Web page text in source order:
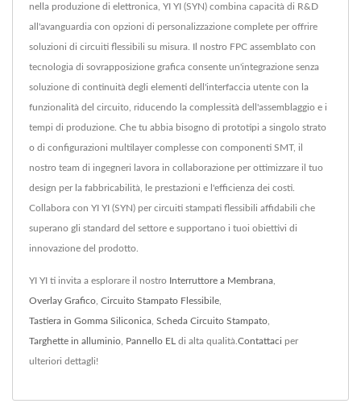
nella produzione di elettronica, YI YI (SYN) combina capacità di R&D
all'avanguardia con opzioni di personalizzazione complete per offrire
soluzioni di circuiti flessibili su misura. Il nostro FPC assemblato con
tecnologia di sovrapposizione grafica consente un'integrazione senza
soluzione di continuità degli elementi dell'interfaccia utente con la
funzionalità del circuito, riducendo la complessità dell'assemblaggio e i
tempi di produzione. Che tu abbia bisogno di prototipi a singolo strato
o di configurazioni multilayer complesse con componenti SMT, il
nostro team di ingegneri lavora in collaborazione per ottimizzare il tuo
design per la fabbricabilità, le prestazioni e l'efficienza dei costi.
Collabora con YI YI (SYN) per circuiti stampati flessibili affidabili che
superano gli standard del settore e supportano i tuoi obiettivi di
innovazione del prodotto.
YI YI ti invita a esplorare il nostro Interruttore a Membrana
Overlay Grafico Circuito Stampato Flessibile
Tastiera in Gomma Siliconica Scheda Circuito Stampato
Targhette in alluminio Pannello EL di alta qualità. Contattaci per
ulteriori dettagli!